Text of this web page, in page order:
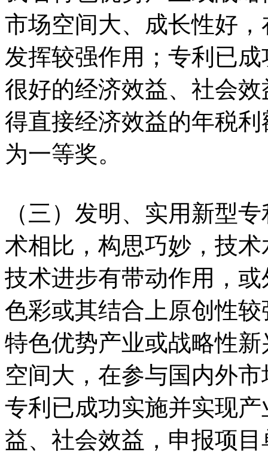
市场空间大、成长性好
发挥较强作用；专利已
很好的经济效益、社会
得直接经济效益的年税
为一等奖。
（三）发明、实用新型
术相比，构思巧妙，技
技术进步有带动作用，
色彩或其结合上原创性
特色优势产业或战略性
空间大，在参与国内外
专利已成功实施并实现
益、社会效益，申报项